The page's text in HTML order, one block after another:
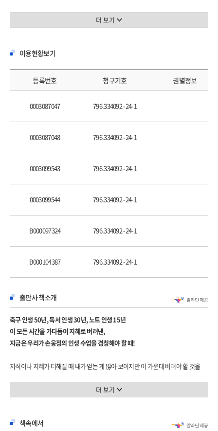
가정│“약속이 무너지면 가정이 무너져요.” 39
리더│“그 시간에 우리 팀 선수 챙기지, 상대 팀 전술 챙기지 않는다고요.” 93
코치│“세상이 나빠지는 건 공부 안 하는 사람들이 지도자 노릇을 해서예요.” 109
부모│“높은 나무 위에서 내려다보듯 거리를 두고 지켜보는 일이 아닌가 하고요.”
훔쳐 보기
넓게 보기
청소│“이 몰입은 어디에서 오는가 하면, 단순함이거든요.” 165
운동│“우리가 돈을 벌어도 몸이 벌잖아요.” 175
높이 보기
행복│“발밑에는 축구공이 있고, 손끝에는 책이 있잖아요.” 233
더 보기
이용현황보기
등록번호 청구기호 권별정보
0003087047 796.334092 -24-1
0003087048 796.334092 -24-1
0003099543 796.334092 -24-1
0003099544 796.334092 -24-1
B000097324 796.334092 -24-1
B000104387 796.334092 -24-1
출판사 책소개
축구 인생 50년, 독서 인생 30년, 노트 인생 15년
이 모든 시간을 가다듬어 지혜로 벼려낸,
지금은 우리가 손웅정의 인생 수업을 경청해야 할 때!
지식이나 지혜가 더해질 때 내가 얻는 게 많아 보이지만 이 가운데 버려야 할 것을
것도 늘어나잖아요. 그러니까 저 같은 경우는 애초에 그릇의 수 자체를 줄여버리는
더 보기
책속에서